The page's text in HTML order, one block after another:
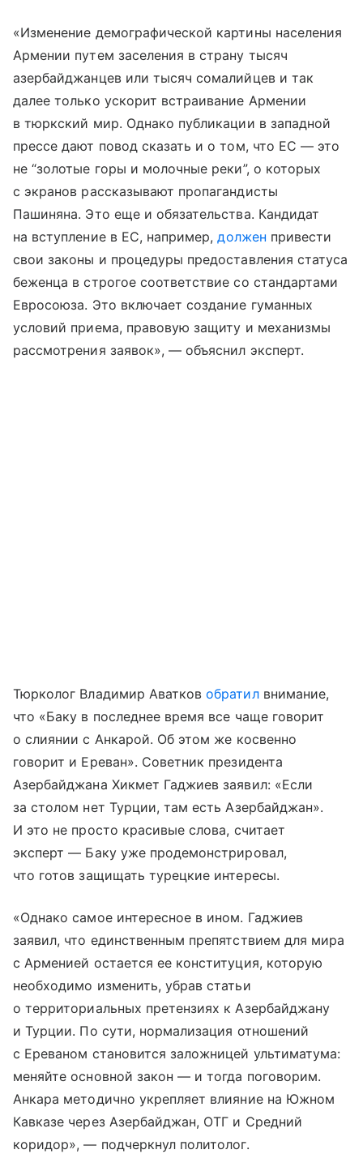
«Изменение демографической картины населения
Армении путем заселения в страну тысяч
азербайджанцев или тысяч сомалийцев и так
далее только ускорит встраивание Армении
в тюркский мир. Однако публикации в западной
прессе дают повод сказать и о том, что ЕС — это
не “золотые горы и молочные реки”, о которых
с экранов рассказывают пропагандисты
Пашиняна. Это еще и обязательства. Кандидат
на вступление в ЕС, например,должен привести
свои законы и процедуры предоставления статуса
беженца в строгое соответствие со стандартами
Евросоюза. Это включает создание гуманных
условий приема, правовую защиту и механизмы
рассмотрения заявок», — объяснил эксперт.
Тюрколог Владимир Аватковобратилвнимание,
что «Баку в последнее время все чаще говорит
о слиянии с Анкарой. Об этом же косвенно
говорит и Ереван». Советник президента
Азербайджана Хикмет Гаджиев заявил: «Если
за столом нет Турции, там есть Азербайджан».
И это не просто красивые слова, считает
эксперт — Баку уже продемонстрировал,
что готов защищать турецкие интересы.
«Однако самое интересное в ином. Гаджиев
заявил, что единственным препятствием для мира
с Арменией остается ее конституция, которую
необходимо изменить, убрав статьи
о территориальных претензиях к Азербайджану
и Турции. По сути, нормализация отношений
с Ереваном становится заложницей ультиматума:
меняйте основной закон — и тогда поговорим.
Анкара методично укрепляет влияние на Южном
Кавказе через Азербайджан, ОТГ и Средний
коридор», — подчеркнул политолог.